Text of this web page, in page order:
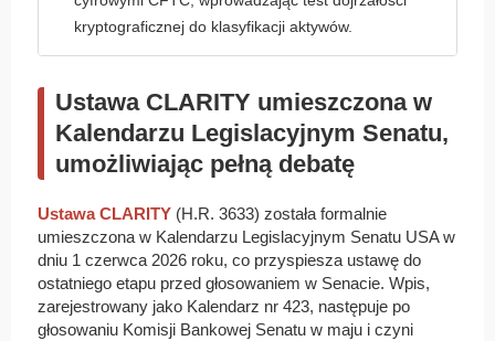
kryptograficznej do klasyfikacji aktywów.
Ustawa CLARITY umieszczona w
Kalendarzu Legislacyjnym Senatu,
umożliwiając pełną debatę
Ustawa CLARITY (H.R. 3633) została formalnie
umieszczona w Kalendarzu Legislacyjnym Senatu USA w
dniu 1 czerwca 2026 roku, co przyspiesza ustawę do
ostatniego etapu przed głosowaniem w Senacie. Wpis,
zarejestrowany jako Kalendarz nr 423, następuje po
głosowaniu Komisji Bankowej Senatu w maju i czyni